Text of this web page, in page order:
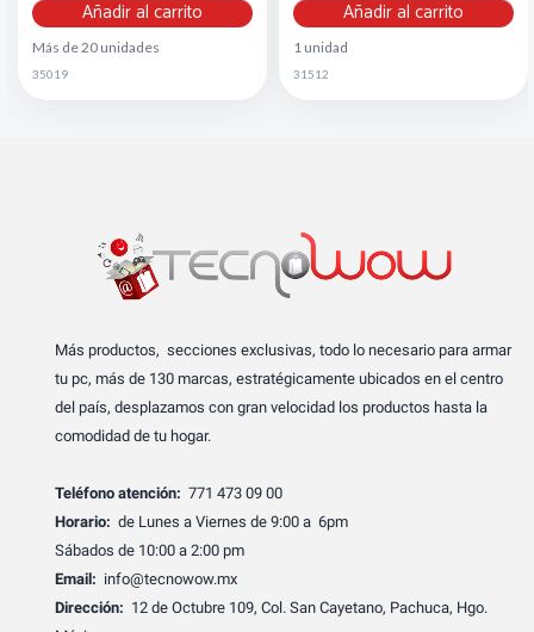
Añadir al carrito
Más de 20 unidades
35019
Añadir al carrito
1 unidad
31512
Más productos, secciones exclusivas, todo lo necesario para armar
tu pc, más de 130 marcas, estratégicamente ubicados en el centro
del país, desplazamos con gran velocidad los productos hasta la
comodidad de tu hogar.
Teléfono atención: 771 473 09 00
Horario: de Lunes a Viernes de 9:00 a 6pm
Sábados de 10:00 a 2:00 pm
Email: info@tecnowow.mx
Dirección: 12 de Octubre 109, Col. San Cayetano, Pachuca, Hgo.